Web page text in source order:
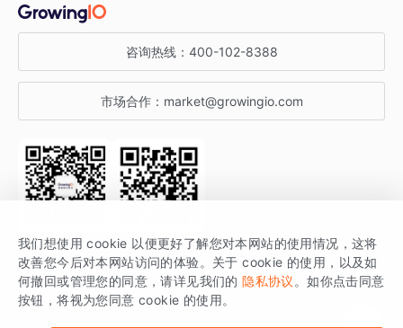
金融行业
获客分析
增长公开课
增长博客
开发者文档
SDK 文档
场景指南
关于 GrowingIO
增长大会
行业活动
咨询热线： 400-102-8388
市场合作： market@growingio.com
关注公众号 获取更多干货
GrowingIO 是专注于数据智能分析与增长的品牌，核心平台为 GrowingIO
分析云。
我们想使用 cookie 以便更好了解您对本网站的使用情况，这将
改善您今后对本网站访问的体验。关于 cookie 的使用，以及如
何撤回或管理您的同意，请详见我们的 隐私协议 。如你点击同意
按钮，将视为您同意 cookie 的使用。